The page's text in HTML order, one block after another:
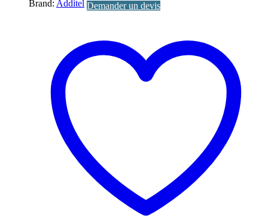
Brand: Additel Demander un devis